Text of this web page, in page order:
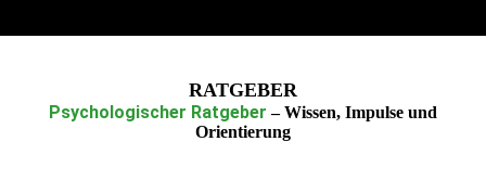
RATGEBER
Psychologischer Ratgeber – Wissen, Impulse und
Orientierung